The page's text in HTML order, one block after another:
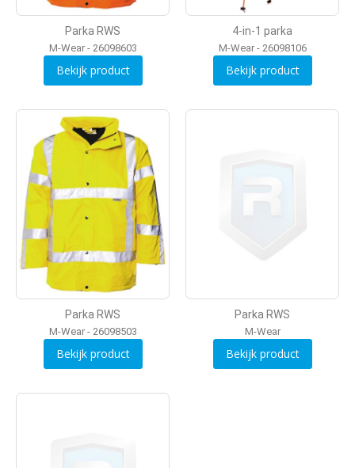
Parka RWS
M-Wear - 26098603
Bekijk product
4-in-1 parka
M-Wear - 26098106
Bekijk product
Parka RWS
M-Wear - 26098503
Bekijk product
Parka RWS
M-Wear
Bekijk product